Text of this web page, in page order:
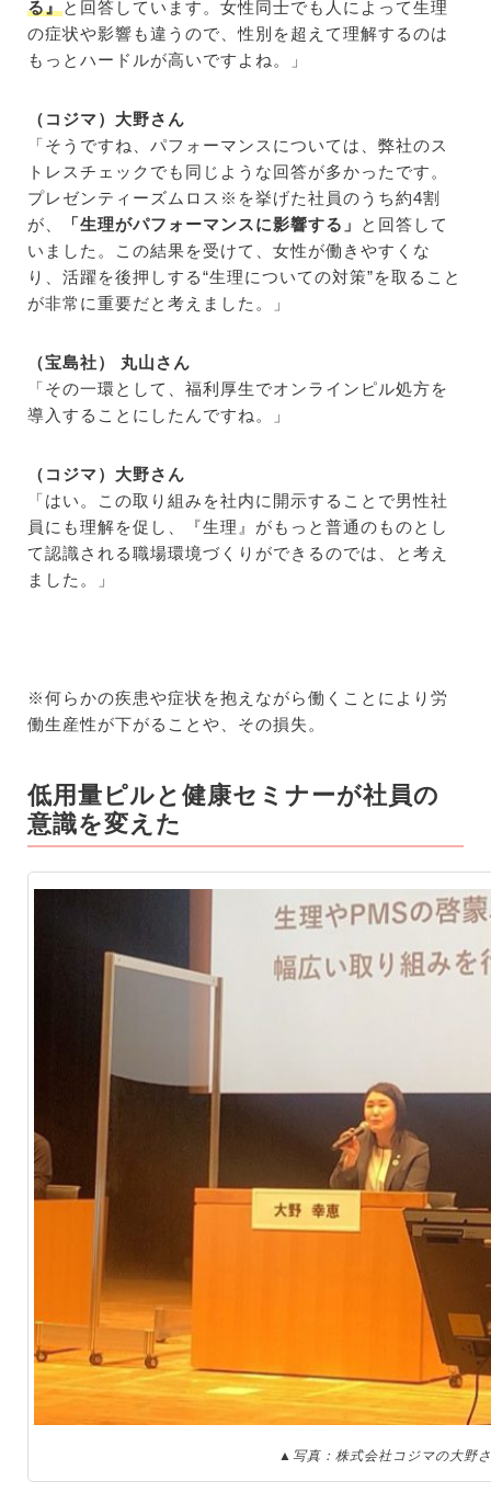
る』と回答しています。女性同士でも人によって生理
の症状や影響も違うので、性別を超えて理解するのは
もっとハードルが高いですよね。」
（コジマ）大野さん
「そうですね、パフォーマンスについては、弊社のス
トレスチェックでも同じような回答が多かったです。
プレゼンティーズムロス ※ を挙げた社員のうち約4割
が、
「生理がパフォーマンスに影響する」
と回答して
いました。
この結果を受けて、女性が働きやすくな
り、活躍を後押しする“生理についての対策”を取ること
が非常に重要だと考えました。
」
（宝島社） 丸山さん
「その一環として、福利厚生でオンラインピル処方を
導入することにしたんですね。」
（コジマ）大野さん
「はい。この取り組みを社内に開示することで男性社
員にも理解を促し、『生理』がもっと普通のものとし
て認識される職場環境づくりができるのでは、と考え
ました。
」
※何らかの疾患や症状を抱えながら働くことにより 労
働生産性が下がることや、その損失。
低用量ピルと健康セミナーが社員の
意識を変えた
▲写真：株式会社コジマの大野